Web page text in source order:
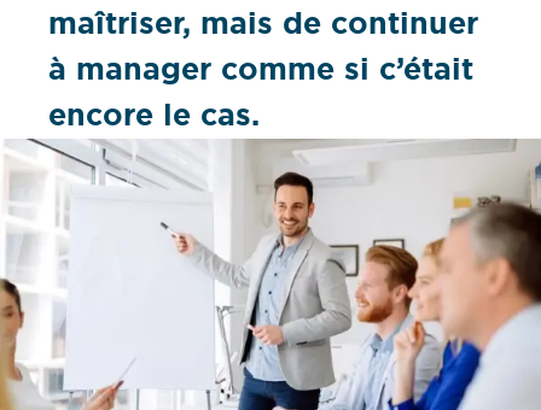
maîtriser, mais de continuer
à manager comme si c’était
encore le cas.